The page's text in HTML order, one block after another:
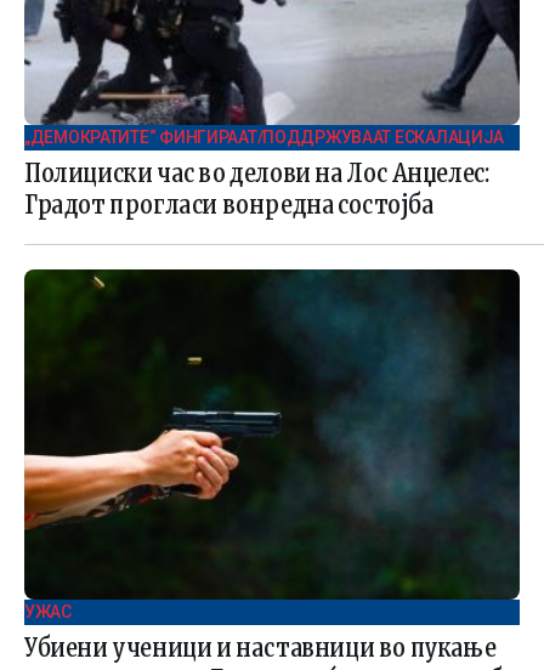
„ДЕМОКРАТИТЕ“ ФИНГИРААТ/ПОДДРЖУВААТ ЕСКАЛАЦИЈА
Полициски час во делови на Лос Анџелес:
Градот прогласи вонредна состојба
УЖАС
Убиени ученици и наставници во пукање